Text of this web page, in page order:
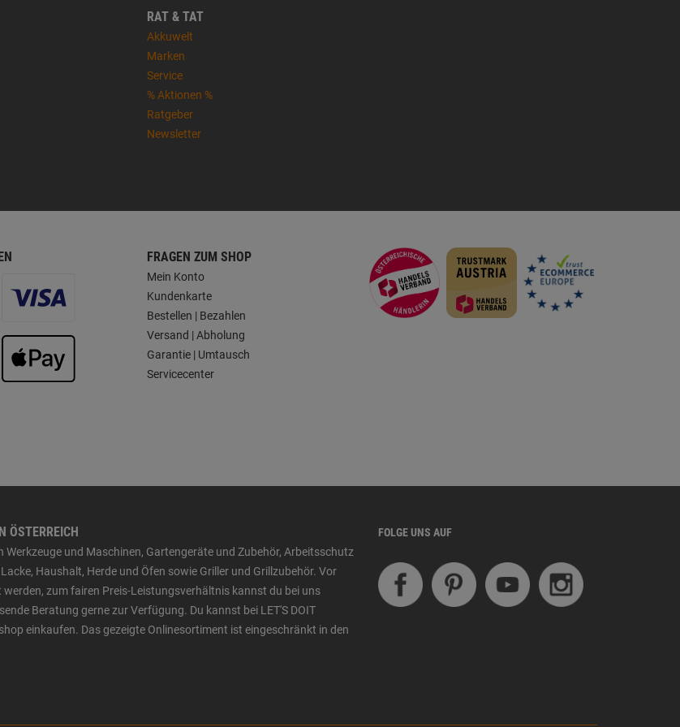
RAT & TAT
Akkuwelt
Marken
Service
% Aktionen %
Ratgeber
Newsletter
FRAGEN ZUM SHOP
Mein Konto
Kundenkarte
Bestellen | Bezahlen
Versand | Abholung
Garantie | Umtausch
Servicecenter
ÖSTERREICH
Werkzeuge und Maschinen, Gartengeräte und Zubehör, Arbeitsschutz
Haushalt, Herde und Öfen sowie Griller und Grillzubehör. Vor
zum fairen Preis-Leistungsverhältnis kannst du bei uns
Beratung gerne zur Verfügung. Du kannst bei LET'S DOIT
einkaufen. Das gezeigte Onlinesortiment ist eingeschränkt in den
FOLGE UNS AUF